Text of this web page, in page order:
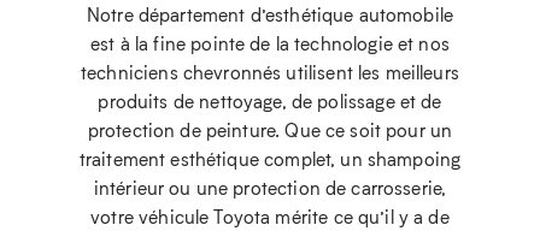
Notre département d’esthétique automobile
est à la fine pointe de la technologie et nos
techniciens chevronnés utilisent les meilleurs
produits de nettoyage, de polissage et de
protection de peinture. Que ce soit pour un
traitement esthétique complet, un shampoing
intérieur ou une protection de carrosserie,
votre véhicule Toyota mérite ce qu’il y a de